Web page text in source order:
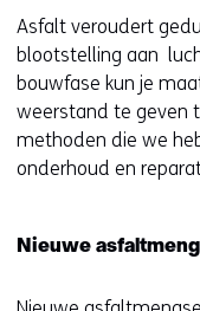
Asfalt veroudert
blootstelling aan
bouwfase kun je
weerstand te geven
methoden die we
onderhoud en
Nieuwe